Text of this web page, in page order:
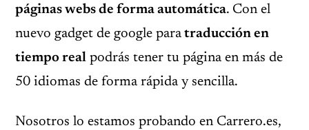
páginas webs de forma automática. Con el
nuevo gadget de google para traducción en
tiempo real podrás tener tu página en más de
50 idiomas de forma rápida y sencilla.
Nosotros lo estamos probando en Carrero.es,